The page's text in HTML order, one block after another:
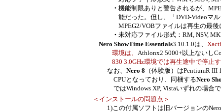
・ 機能制限ありと警告されるが、
能だった。但し、「DVD-Videoマルチチ
MPEG2/VOBファイルは再生の最後に（
・ 未対応ファイル形式：RM, NSV,
Nero ShowTime Essentials3.10.1.0は、
環境は、 Athlonx2 5000+以上ないし
830 3.0GHz環境では再生途中で停止する
なお、 Nero 8 （体験版）はPentiumR
CPUとなっており、同梱するNero
ではWindows XP, Vistaいずれの場合でも
＜インストールの問題点＞
1)この付属ソフトは旧バージョンの